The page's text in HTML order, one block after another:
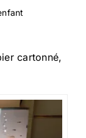
cartonné,